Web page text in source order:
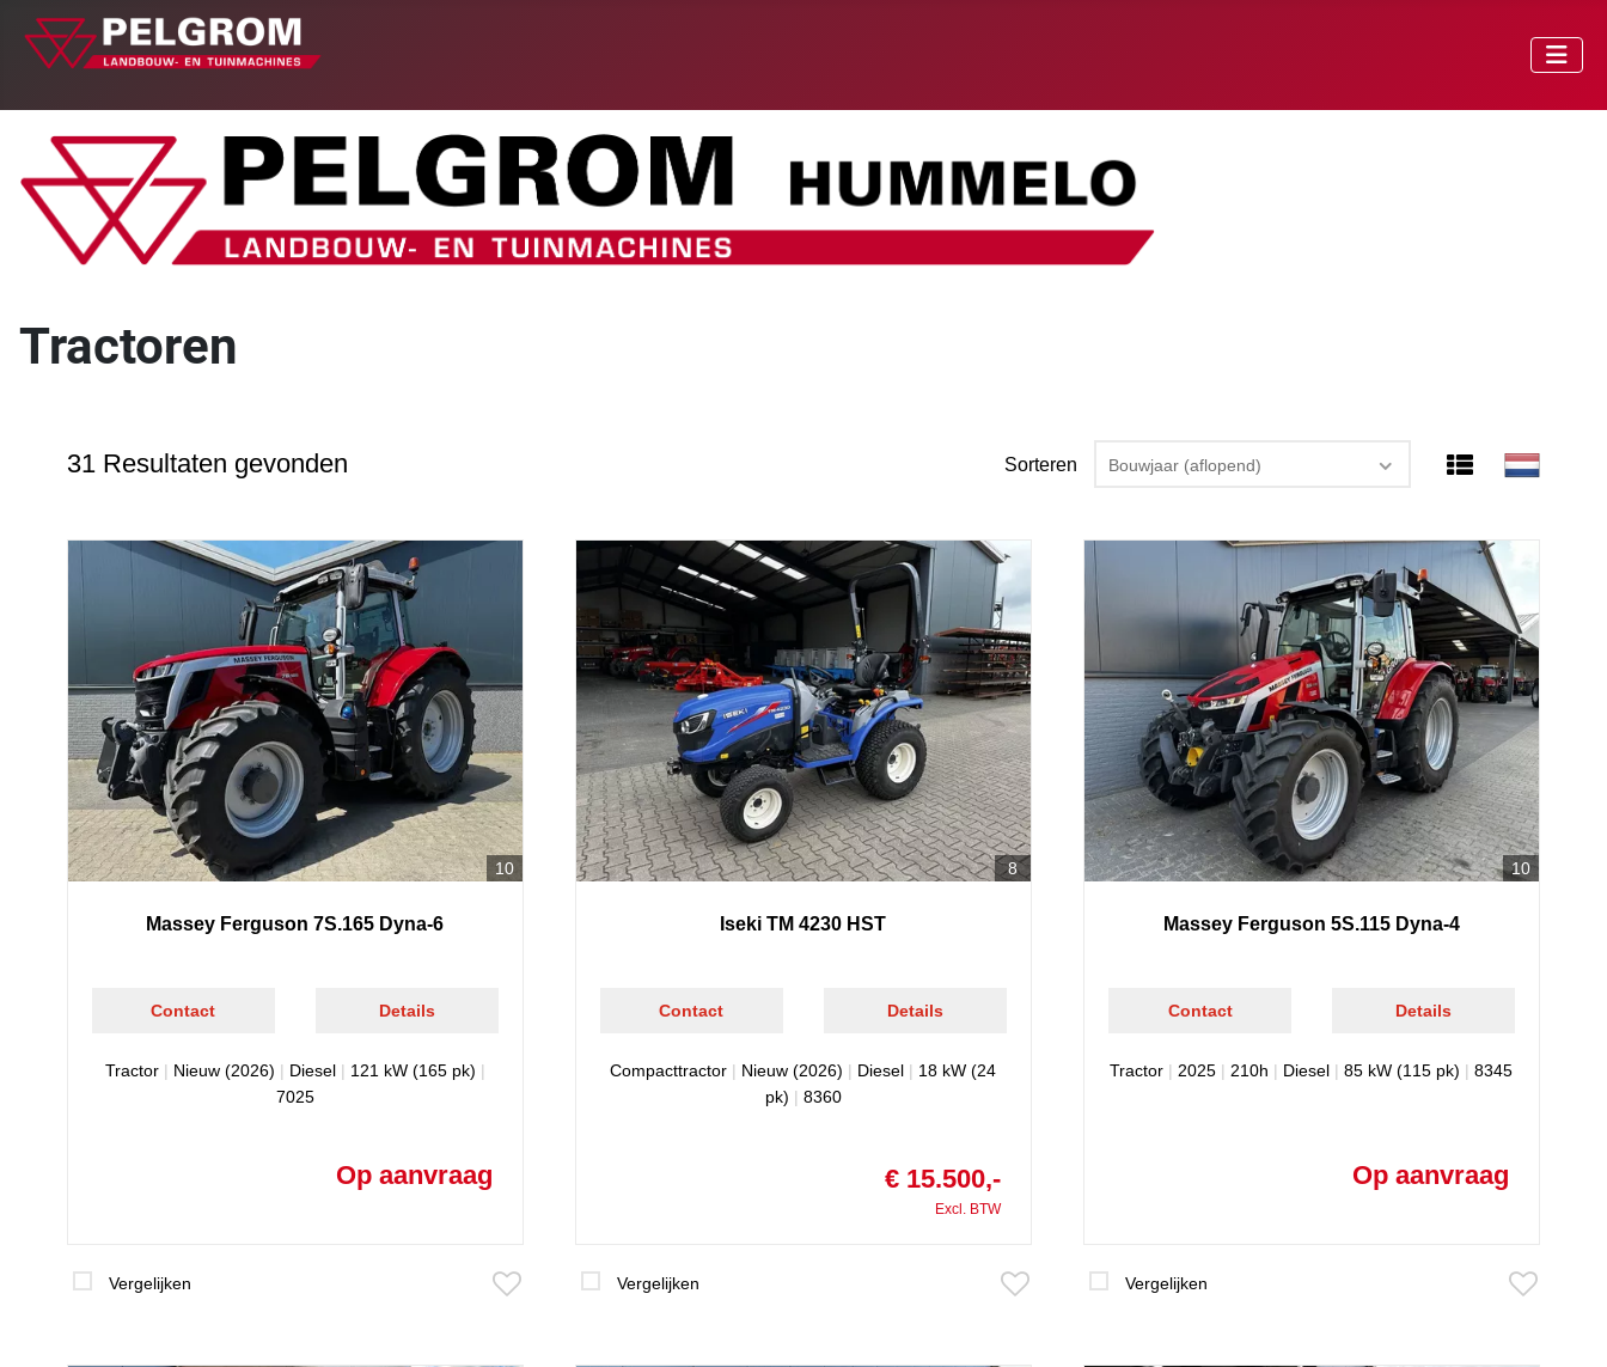
Tractoren
31 Resultaten gevonden Sorteren Bouwjaar (aflopend)
10
Massey Ferguson 7S.165 Dyna-6
Details
Contact
Tractor| Nieuw (2026) | Diesel| 121 kW (165 pk) |
7025
Op aanvraag
Vergelijken
8
Iseki TM 4230 HST
Details
Contact
Compacttractor | Nieuw (2026) | Diesel | 18 kW (24
pk) | 8360
€ 15.500,-
Excl. BTW
Vergelijken
10
Massey Ferguson 5S.115 Dyna-4
Details
Contact
Tractor | 2025 | 210h | Diesel |85 kW (115 pk) |8345
Op aanvraag
Vergelijken